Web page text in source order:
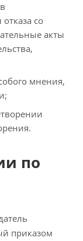
со
акты
мнения,
по
приказом